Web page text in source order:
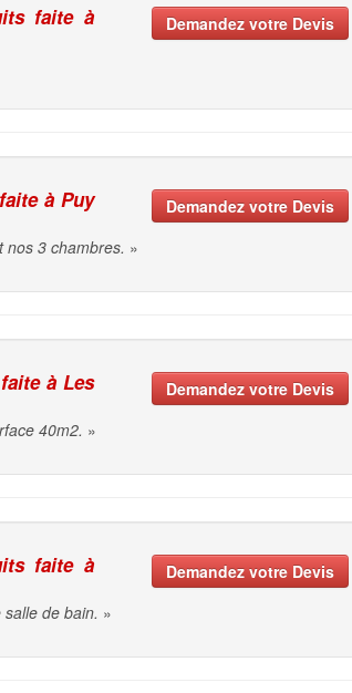
faite à
Demandez votre Devis
à Puy
Demandez votre Devis
3 chambres. »
à Les
Demandez votre Devis
40m2. »
faite à
Demandez votre Devis
de bain. »